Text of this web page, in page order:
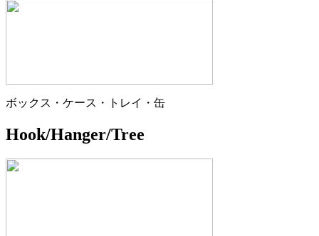
ボックス・ケース・トレイ・缶
Hook/Hanger/Tree